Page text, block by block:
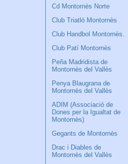
Cd Montornès Norte
Club Triatló Montornès
Club Handbol Montornès.
Club Patí Montornès
Peña Madridista de
Montornès del Vallès
Penya Blaugrana de
Montornès del Vallès
ADIM (Associació de
Dones per la Igualtat de
Montornès)
Gegants de Montornès
Drac i Diables de
Montornès del Vallès